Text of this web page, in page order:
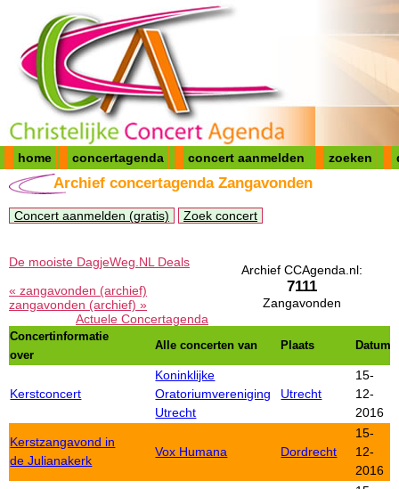
home concertagenda concert aanmelden zoeken
Archief concertagenda Zangavonden
Concert aanmelden (gratis) Zoek concert
Archief CCAgenda.nl:
7111
Zangavonden
De mooiste DagjeWeg.NL Deals
« zangavonden (archief)
zangavonden (archief) »
Actuele Concertagenda
Concertinformatie
over
Alle concerten van Plaats Datum
Kerstconcert
Koninklijke
Oratoriumvereniging
Utrecht
Utrecht
15-
12-
2016
Kerstzangavond in
de Julianakerk
Vox Humana Dordrecht
15-
12-
2016